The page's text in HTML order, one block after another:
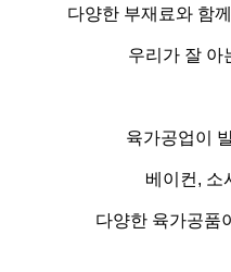
다양한 부재료와 함
우리가 잘 아
육가공업이
베이컨 , 소
다양한 육가공품